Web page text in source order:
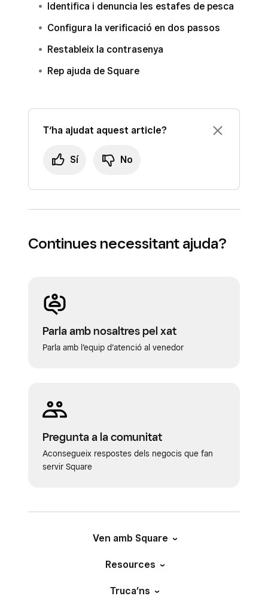
Identifica i denuncia les estafes de pesca
Configura la verificació en dos passos
Restableix la contrasenya
Rep ajuda de Square
T‘ha ajudat aquest article?
Sí No
Continues necessitant ajuda?
Parla amb nosaltres pel xat
Parla amb l’equip d’atenció al venedor
Pregunta a la comunitat
Aconsegueix respostes dels negocis que fan
servir Square
Ven amb Square
Resources
Truca’ns